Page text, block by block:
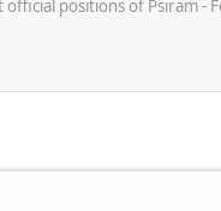
positions of